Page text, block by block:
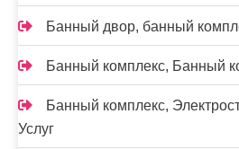
Банный двор, банный
Банный комплекс, Банный
Банный комплекс,
Услуг